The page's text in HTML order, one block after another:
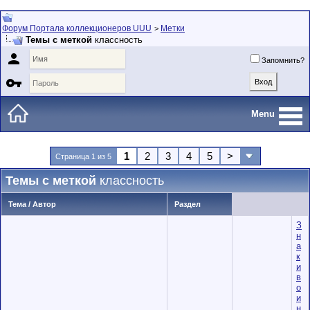
Форум Портала коллекционеров UUU > Метки
Темы с меткой классность
 Запомнить?

Menu
Страница 1 из 5 1 2 3 4 5 >
Темы с меткойклассность
Тема / Автор Раздел
З
н
а
к
и
в
о
и